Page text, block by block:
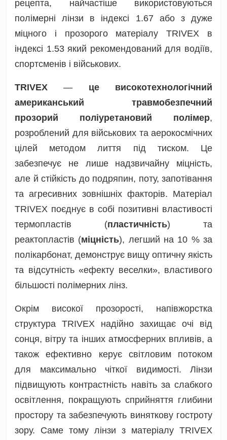
рецепта, найчастіше використовуються
полімерні лінзи в індексі 1.67 або з дуже
міцного і прозорого матеріалу TRIVEX в
індексі 1.53 який рекомендований для водіїв,
спортсменів і військових.
TRIVEX —
це високотехнологічний
американський травмобезпечний
прозорий поліуретановий полімер,
розроблений для військових та аерокосмічних
цілей методом лиття під тиском. Це
забезпечує не лише надзвичайну міцність,
але й стійкість до подряпин, поту, запотівання
та агресивних зовнішніх факторів. Матеріал
TRIVEX поєднує в собі позитивні властивості
термопластів (пластичність) та
реактопластів (міцність), легший на 10 % за
полікарбонат, демонструє вищу оптичну якість
та відсутність «ефекту веселки», властивого
більшості полімерних лінз.
Окрім високої прозорості, напівжорстка
структура TRIVEX надійно захищає очі від
сонця, вітру та інших атмосферних впливів, а
також ефективно керує світловим потоком
для максимально чіткої видимості. Лінзи
підвищують контрастність навіть за слабкого
освітлення, покращують сприйняття глибини
простору та забезпечують виняткову гостроту
зору. Саме тому лінзи з матеріалу TRIVEX